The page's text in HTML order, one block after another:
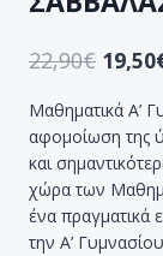
22,90€ 19,50
Μαθηματικά Α’
αφομοίωση της
και
χώρα των
ένα
την Α’